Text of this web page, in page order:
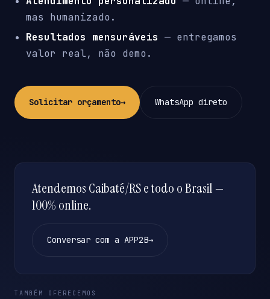
mas humanizado.
Resultados mensuráveis — entregamos
valor real, não demo.
Solicitar orçamento→ WhatsApp direto
Atendemos Caibaté/RS e todo o Brasil —
100% online.
Conversar com a APP2B→
TAMBÉM OFERECEMOS